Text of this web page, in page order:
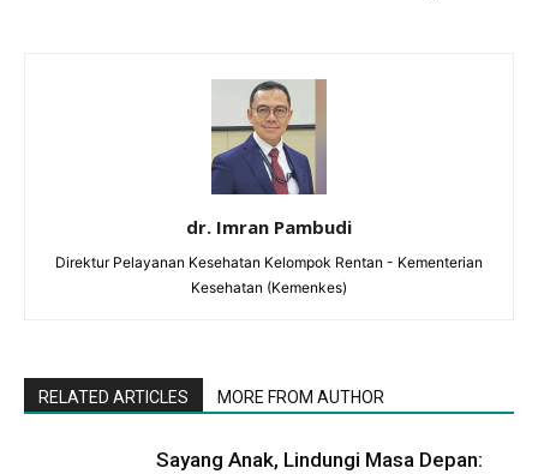
dr. Imran Pambudi
Direktur Pelayanan Kesehatan Kelompok Rentan - Kementerian
Kesehatan (Kemenkes)
RELATED ARTICLES MORE FROM AUTHOR
Sayang Anak, Lindungi Masa Depan: